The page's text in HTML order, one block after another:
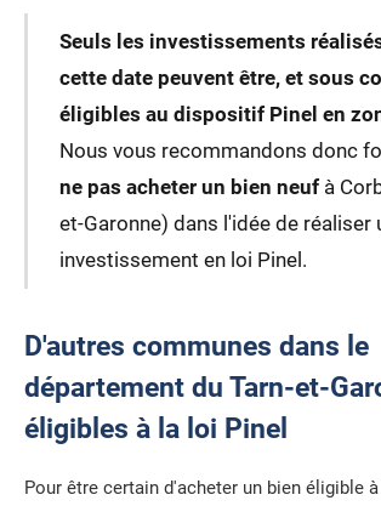
Seuls les investissements
cette date peuvent être, et sous
éligibles au dispositif Pinel en
Nous vous recommandons donc
ne pas acheter un bien neufà
et-Garonne) dans l'idée de réaliser
investissement en loi Pinel.
D'autres communes dans le
département du Tarn-et-
éligibles à la loi Pinel
Pour être certain d'acheter un bien éligible